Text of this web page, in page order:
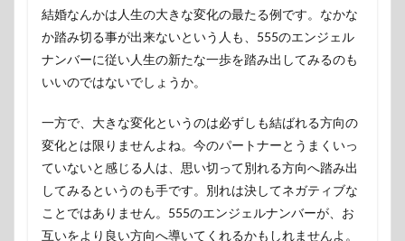
結婚なんかは人生の大きな変化の最たる例です。なかな
か踏み切る事が出来ないという人も、555のエンジェル
ナンバーに従い人生の新たな一歩を踏み出してみるのも
いいのではないでしょうか。
一方で、大きな変化というのは必ずしも結ばれる方向の
変化とは限りませんよね。今のパートナーとうまくいっ
ていないと感じる人は、思い切って別れる方向へ踏み出
してみるというのも手です。別れは決してネガティブな
ことではありません。555のエンジェルナンバーが、お
互いをより良い方向へ導いてくれるかもしれませんよ。